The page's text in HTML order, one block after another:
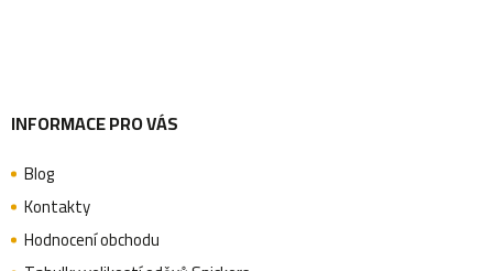
INFORMACE PRO VÁS
Blog
Kontakty
Hodnocení obchodu